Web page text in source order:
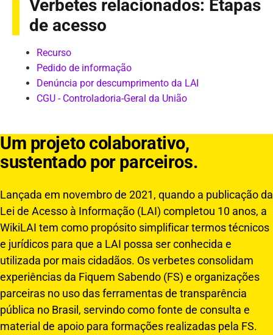
Verbetes relacionados: Etapas
de acesso
Recurso
Pedido de informação
Denúncia por descumprimento da LAI
CGU - Controladoria-Geral da União
Um projeto colaborativo,
sustentado por parceiros.
Lançada em novembro de 2021, quando a publicação da
Lei de Acesso à Informação (LAI) completou 10 anos, a
WikiLAI tem como propósito simplificar termos técnicos
e jurídicos para que a LAI possa ser conhecida e
utilizada por mais cidadãos. Os verbetes consolidam
experiências da Fiquem Sabendo (FS) e organizações
parceiras no uso das ferramentas de transparência
pública no Brasil, servindo como fonte de consulta e
material de apoio para formações realizadas pela FS.